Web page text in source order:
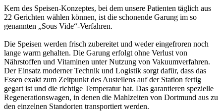
Kern des Speisen-Konzeptes, bei dem unsere Patienten täglich aus
22 Gerichten wählen können, ist die schonende Garung im so
genannten „Sous Vide“-Verfahren.
Die Speisen werden frisch zubereitet und weder eingefroren noch
lange warm gehalten. Die Garung erfolgt ohne Verlust von
Nährstoffen und Vitaminen unter Nutzung von Vakuumverfahren.
Der Einsatz moderner Technik und Logistik sorgt dafür, dass das
Essen exakt zum Zeitpunkt des Austeilens auf der Station fertig
gegart ist und die richtige Temperatur hat. Das garantieren spezielle
Regenerationswagen, in denen die Mahlzeiten von Dortmund aus zu
den einzelnen Standorten transportiert werden.